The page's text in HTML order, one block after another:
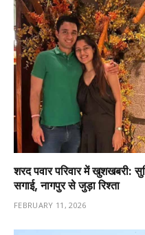
शरद पवार परिवार में खुशखबरी:
सगाई, नागपुर से जुड़ा रिश्ता
FEBRUARY 11, 2026